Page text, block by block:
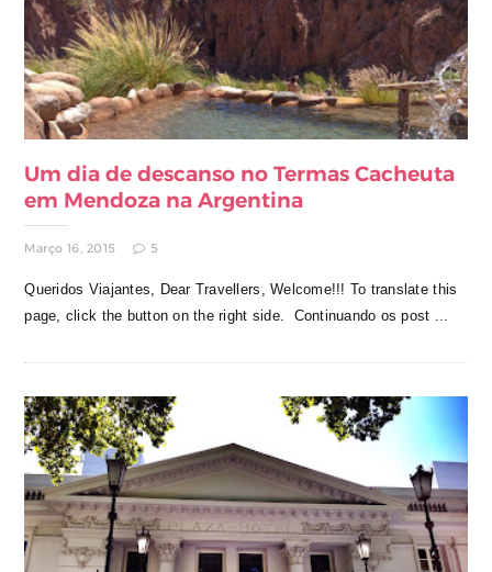
Um dia de descanso no Termas Cacheuta
em Mendoza na Argentina
Março 16, 2015 5
Queridos Viajantes, Dear Travellers, Welcome!!! To translate this
page, click the button on the right side. Continuando os post ...